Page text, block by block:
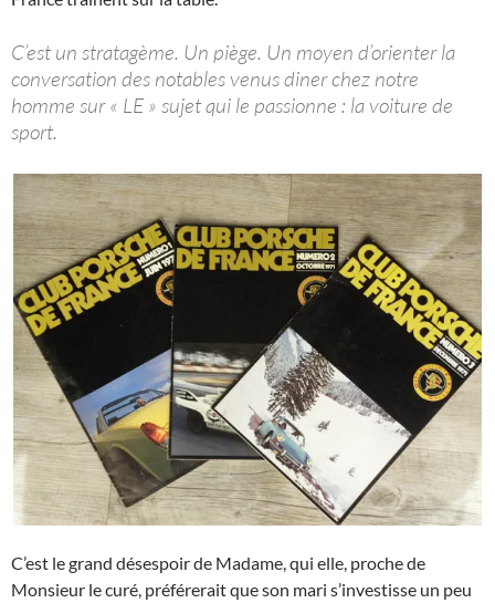
C’est un stratagème. Un piège. Un moyen d’orienter la
conversation des notables venus diner chez notre
homme sur « LE » sujet qui le passionne : la voiture de
sport.
C’est le grand désespoir de Madame, qui elle, proche de
Monsieur le curé, préférerait que son mari s’investisse un peu